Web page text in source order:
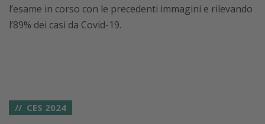
l’esame in corso con le precedenti immagini e rilevando
l’89% dei casi da Covid-19.
CES 2024